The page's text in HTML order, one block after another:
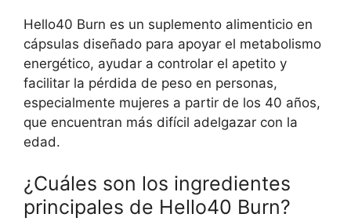
Hello40 Burn es un suplemento alimenticio en
cápsulas diseñado para apoyar el metabolismo
energético, ayudar a controlar el apetito y
facilitar la pérdida de peso en personas,
especialmente mujeres a partir de los 40 años,
que encuentran más difícil adelgazar con la
edad.
¿Cuáles son los ingredientes
principales de Hello40 Burn?